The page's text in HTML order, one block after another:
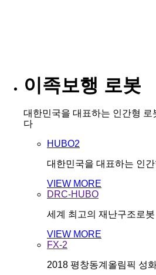
이족보행 로봇
대한민국을 대표하는 인간형 로
다
HUBO2
대한민국을 대표하는 인
VIEW MORE
DRC-HUBO
세계 최고의 재난구조로봇
VIEW MORE
FX-2
2018 평창동계올림픽 성